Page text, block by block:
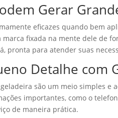
Gerar
eficazes quando bem
fixada na mente dele de
pronta para atender suas
Detalhe com
são um meio simples e
importantes, como o
de maneira prática.